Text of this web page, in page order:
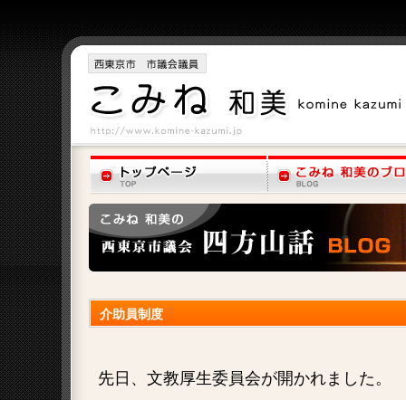
介助員制度
先日、文教厚生委員会が開かれました。